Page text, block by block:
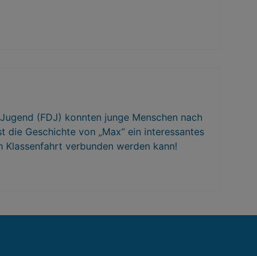
(FDJ) konnten junge Menschen nach
Geschichte von „Max“ ein interessantes
verbunden werden kann!